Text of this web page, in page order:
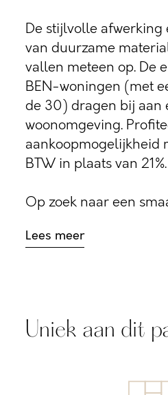
De stijlvolle afwerking
van duurzame
vallen meteen op. De
BEN-woningen (met
de 30) dragen bij aan
woonomgeving.
aankoopmogelijkheid
BTW in plaats van 21%.
Op zoek naar een
Lees meer
Uniek aan dit